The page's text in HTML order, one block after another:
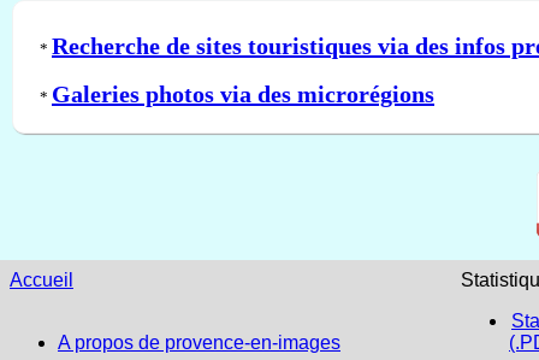
* Recherche de sites touristiques via des infos
* Galeries photos via des microrégions
Accueil
A propos de provence-en-images